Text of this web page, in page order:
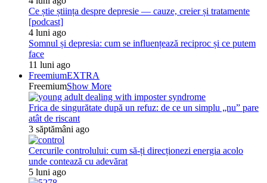
Ce știe știința despre depresie — cauze, creier și tratamente
[podcast]
4 luni ago
Somnul și depresia: cum se influențează reciproc și ce putem
face
11 luni ago
FreemiumEXTRA
FreemiumShow More
Frica de singurătate după un refuz: de ce un simplu „nu” pare
atât de riscant
3 săptămâni ago
Cercurile controlului: cum să-ți direcționezi energia acolo
unde contează cu adevărat
5 luni ago